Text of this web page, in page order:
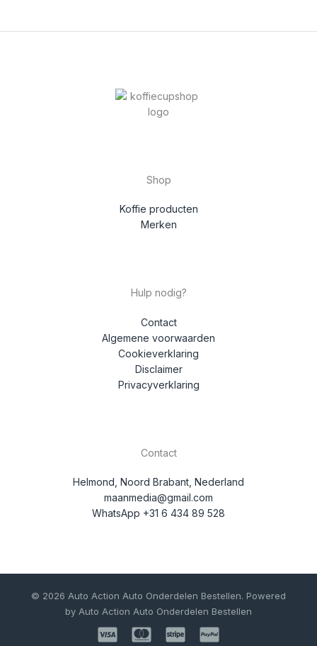
Shop
Koffie producten
Merken
Hulp nodig?
Contact
Algemene voorwaarden
Cookieverklaring
Disclaimer
Privacyverklaring
Contact
Helmond, Noord Brabant, Nederland
maanmedia@gmail.com
WhatsApp +31 6 434 89 528
© 2026 Auto Action Auto Onderdelen Bestellen. Powered
by Auto Action Auto Onderdelen Bestellen